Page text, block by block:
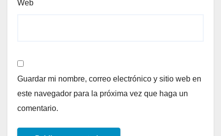
Web
Guardar mi nombre, correo electrónico y sitio web en
este navegador para la próxima vez que haga un
comentario.